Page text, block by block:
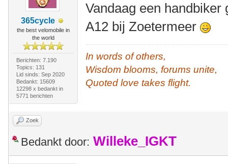
365cycle
the best velomobile in
the world
Berichten: 7.190
Topics: 131
Lid sinds: Sep 2020
Bedankt: 15609
12298 x bedankt in
5771 berichten
Vandaag een
A12 bij Zoetermeer
In words of others,
Wisdom blooms, forums unite,
Quoted love takes flight.
Zoek
Bedankt door: Willeke_IGKT